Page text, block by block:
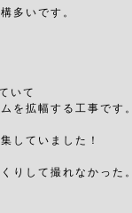
多いです。
いて
を拡幅する工事です。
していました！
りして撮れなかった。